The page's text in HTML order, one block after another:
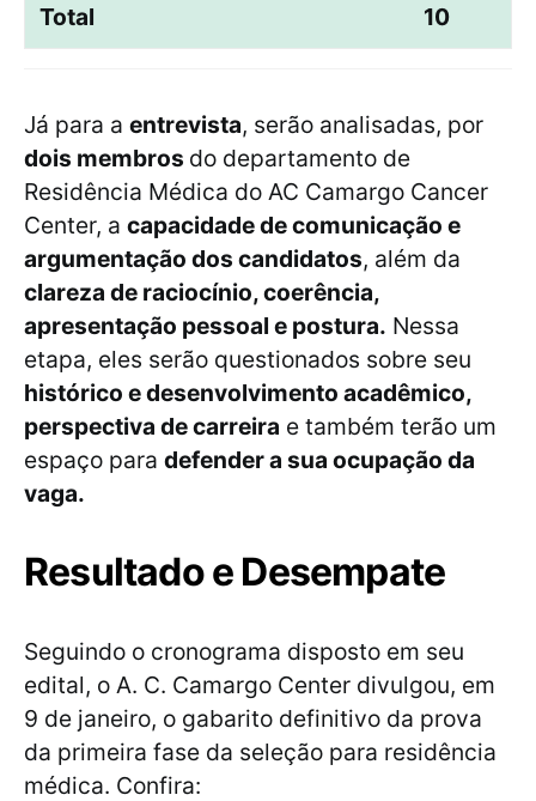
Total 10
Já para a entrevista, serão analisadas, por
dois membros do departamento de
Residência Médica do AC Camargo Cancer
Center, a capacidade de comunicação e
argumentação dos candidatos, além da
clareza de raciocínio, coerência,
apresentação pessoal e postura. Nessa
etapa, eles serão questionados sobre seu
histórico e desenvolvimento acadêmico,
perspectiva de carreira e também terão um
espaço para defender a sua ocupação da
vaga.
Resultado e Desempate
Seguindo o cronograma disposto em seu
edital, o A. C. Camargo Center divulgou, em
9 de janeiro, o gabarito definitivo da prova
da primeira fase da seleção para residência
médica. Confira: